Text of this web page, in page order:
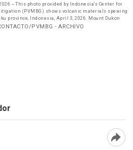
for
(PVMBG) shows volcanic materials spewing
province, Indonesia, April 3, 2026. Mount Dukon
PVMBG - ARCHIVO